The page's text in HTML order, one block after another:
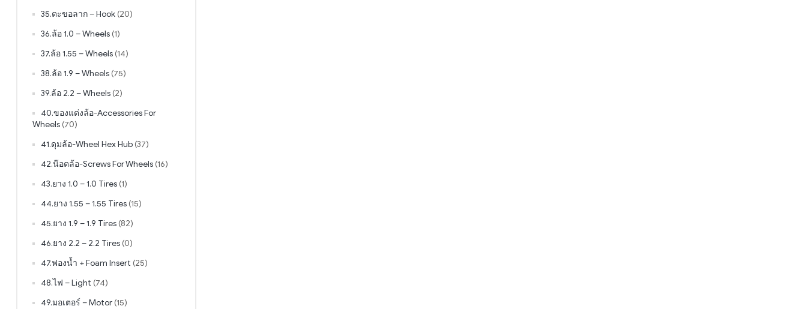
35.ตะขอลาก – Hook (20)
36.ล้อ 1.0 – Wheels (1)
37.ล้อ 1.55 – Wheels (14)
38.ล้อ 1.9 – Wheels (75)
39.ล้อ 2.2 – Wheels (2)
40.ของแต่งล้อ-Accessories For
Wheels (70)
41.ดุมล้อ-Wheel Hex Hub (37)
42.น๊อตล้อ-Screws For Wheels (16)
43.ยาง 1.0 – 1.0 Tires (1)
44.ยาง 1.55 – 1.55 Tires (15)
45.ยาง 1.9 – 1.9 Tires (82)
46.ยาง 2.2 – 2.2 Tires (0)
47.ฟองน้ำ + Foam Insert (25)
48.ไฟ – Light (74)
49.มอเตอร์ – Motor (15)